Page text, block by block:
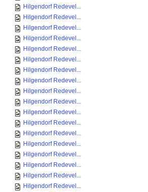
Hilgendorf Redevel...
Hilgendorf Redevel...
Hilgendorf Redevel...
Hilgendorf Redevel...
Hilgendorf Redevel...
Hilgendorf Redevel...
Hilgendorf Redevel...
Hilgendorf Redevel...
Hilgendorf Redevel...
Hilgendorf Redevel...
Hilgendorf Redevel...
Hilgendorf Redevel...
Hilgendorf Redevel...
Hilgendorf Redevel...
Hilgendorf Redevel...
Hilgendorf Redevel...
Hilgendorf Redevel...
Hilgendorf Redevel...